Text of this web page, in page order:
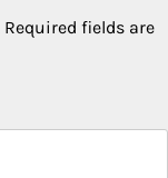
Required fields are